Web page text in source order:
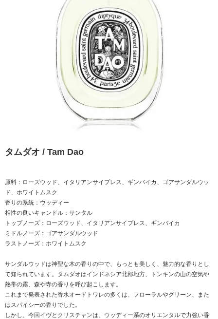
タムダオ / Tam Dao
原料：ローズウッド、イタリアンサイプレス、ギンバイカ、ゴアサンダルウッ
ド、ホワイトムスク
香りの系統：ウッディー
相性の良いキャンドル：サンタル
トップノーズ：ローズウッド、イタリアンサイプレス、ギンバイカ
ミドルノーズ：ゴアサンダルウッド
ラストノーズ：ホワイトムスク
サンダルウッドは神聖な木の香りの中で、もっとも美しく、魅力的な香りとし
て知られています。タムダオはインドネシア北部地方、トンキンの山の空気や
熱帯の霧、森や寺の香りを呼び起こします。
これまで発表された香水オードトワレの多くは、フローラルやグリーン、また
はスパイシーの香りでした。
しかし、今回イヴとクリスチャンは、ウッディー系のオリエンタルで力強い香